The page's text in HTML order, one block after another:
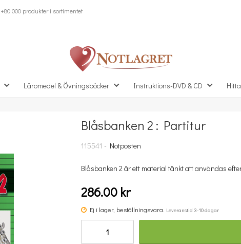
+80 000 produkter i sortimentet
Läromedel & Övningsböcker Instruktions-DVD & CD
Missa inte detta...
Blåsbanken 2 : Partitur
115541 - Notposten
Blåsbanken 2 är ett material tänkt att användas
286.00 kr
Ej i lager, beställningsvara. Leveranstid 3-10 dagar